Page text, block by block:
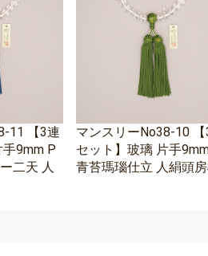
11 【3連
9mm P
二天 人
マンスリーNo38-10 【
セット】玻璃 片手
青苔瑪瑙仕立 人絹頭